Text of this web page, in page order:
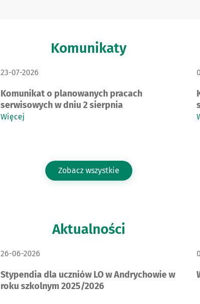
Komunikaty
DATA PUBLIKACJI:
23-07-2026
Komunikat o planowanych pracach
serwisowych w dniu 2 sierpnia
Więcej
Zobacz wszystkie
Aktualności
DATA PUBLIKACJI:
26-06-2026
Stypendia dla uczniów LO w Andrychowie w
roku szkolnym 2025/2026